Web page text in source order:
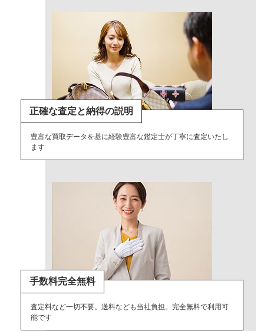
正確な査定と納得の説明
豊富な買取データを基に経験豊富な鑑定士が丁寧に査定いたし
ます
手数料完全無料
査定料など一切不要。送料なども当社負担。完全無料で利用可
能です